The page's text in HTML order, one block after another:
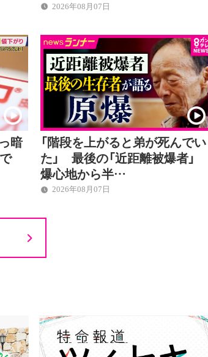
2026年08月07日
暗
「階段を上がると弟が死んでい
た」 最後の「近距離被爆者」
爆心地から半…
2026年08月07日